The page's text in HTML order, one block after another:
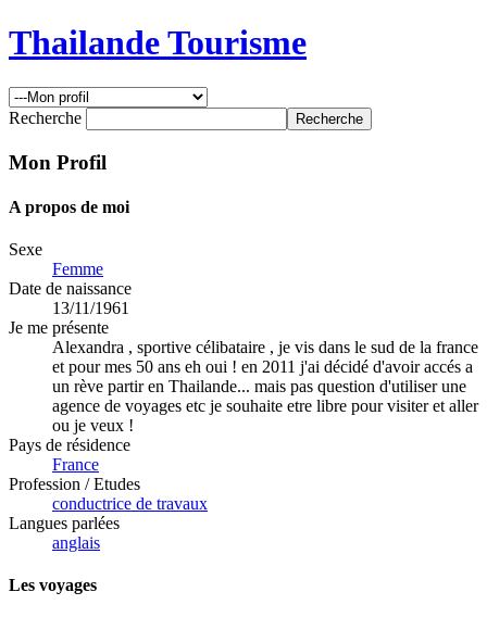
Thailande Tourisme
Recherche
Mon Profil
A propos de moi
Sexe
Femme
Date de naissance
13/11/1961
Je me présente
Alexandra , sportive célibataire , je vis dans le sud de la france
et pour mes 50 ans eh oui ! en 2011 j'ai décidé d'avoir accés a
un rève partir en Thailande... mais pas question d'utiliser une
agence de voyages etc je souhaite etre libre pour visiter et aller
ou je veux !
Pays de résidence
France
Profession / Etudes
conductrice de travaux
Langues parlées
anglais
Les voyages